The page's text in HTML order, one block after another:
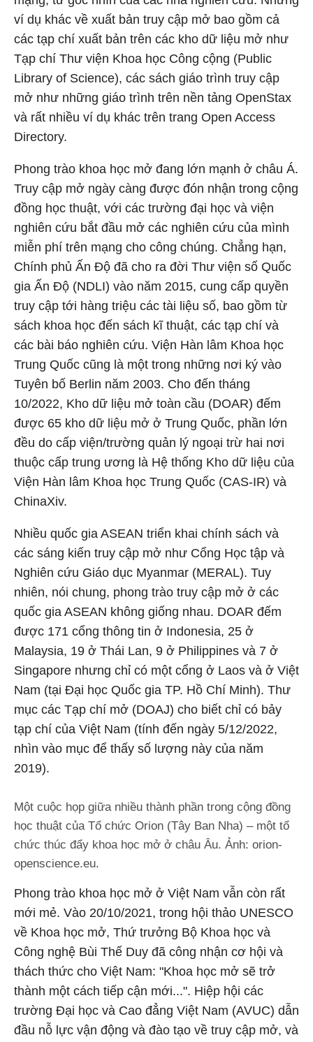
ví dụ khác về xuất bản truy cập mở bao gồm cả
các tạp chí xuất bản trên các kho dữ liệu mở như
Tạp chí Thư viện Khoa học Công cộng (Public
Library of Science), các sách giáo trình truy cập
mở như những giáo trình trên nền tảng OpenStax
và rất nhiều ví dụ khác trên trang Open Access
Directory.
Phong trào khoa học mở đang lớn mạnh ở châu Á.
Truy cập mở ngày càng được đón nhận trong cộng
đồng học thuật, với các trường đại học và viện
nghiên cứu bắt đầu mở các nghiên cứu của mình
miễn phí trên mạng cho công chúng. Chẳng hạn,
Chính phủ Ấn Độ đã cho ra đời Thư viện số Quốc
gia Ấn Độ (NDLI) vào năm 2015, cung cấp quyền
truy cập tới hàng triệu các tài liệu số, bao gồm từ
sách khoa học đến sách kĩ thuật, các tạp chí và
các bài báo nghiên cứu. Viện Hàn lâm Khoa học
Trung Quốc cũng là một trong những nơi ký vào
Tuyên bố Berlin năm 2003. Cho đến tháng
10/2022, Kho dữ liệu mở toàn cầu (DOAR) đếm
được 65 kho dữ liệu mở ở Trung Quốc, phần lớn
đều do cấp viện/trường quản lý ngoại trừ hai nơi
thuộc cấp trung ương là Hệ thống Kho dữ liệu của
Viện Hàn lâm Khoa học Trung Quốc (CAS-IR) và
ChinaXiv.
Nhiều quốc gia ASEAN triển khai chính sách và
các sáng kiến truy cập mở như Cổng Học tập và
Nghiên cứu Giáo dục Myanmar (MERAL). Tuy
nhiên, nói chung, phong trào truy cập mở ở các
quốc gia ASEAN không giống nhau. DOAR đếm
được 171 cổng thông tin ở Indonesia, 25 ở
Malaysia, 19 ở Thái Lan, 9 ở Philippines và 7 ở
Singapore nhưng chỉ có một cổng ở Laos và ở Việt
Nam (tại Đại học Quốc gia TP. Hồ Chí Minh). Thư
mục các Tạp chí mở (DOAJ) cho biết chỉ có bảy
tạp chí của Việt Nam (tính đến ngày 5/12/2022,
nhìn vào mục để thấy số lượng này của năm
2019).
Một cuộc họp giữa nhiều thành phần trong cộng đồng
học thuật của Tổ chức Orion (Tây Ban Nha) – một tổ
chức thúc đẩy khoa học mở ở châu Âu. Ảnh: orion-
openscience.eu.
Phong trào khoa học mở ở Việt Nam vẫn còn rất
mới mẻ. Vào 20/10/2021, trong hội thảo UNESCO
về Khoa học mở, Thứ trưởng Bộ Khoa học và
Công nghệ Bùi Thế Duy đã công nhận cơ hội và
thách thức cho Việt Nam: "Khoa học mở sẽ trở
thành một cách tiếp cận mới...". Hiệp hội các
trường Đại học và Cao đẳng Việt Nam (AVUC) dẫn
đầu nỗ lực vận động và đào tạo về truy cập mở, và